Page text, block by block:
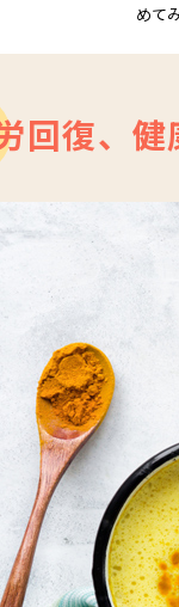
めて
回復、